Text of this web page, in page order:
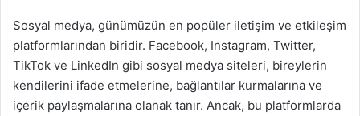
Sosyal medya, günümüzün en popüler iletişim ve etkileşim
platformlarından biridir. Facebook, Instagram, Twitter,
TikTok ve LinkedIn gibi sosyal medya siteleri, bireylerin
kendilerini ifade etmelerine, bağlantılar kurmalarına ve
içerik paylaşmalarına olanak tanır. Ancak, bu platformlarda